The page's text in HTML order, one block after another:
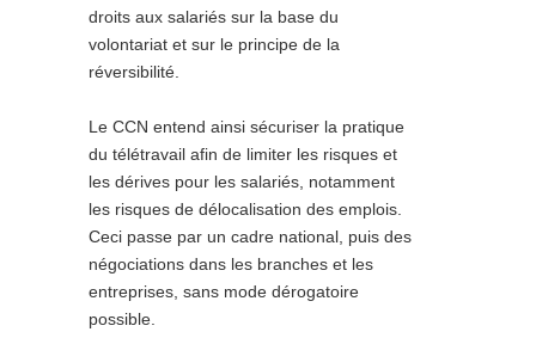
droits aux salariés sur la base du
volontariat et sur le principe de la
réversibilité.
Le CCN entend ainsi sécuriser la pratique
du télétravail afin de limiter les risques et
les dérives pour les salariés, notamment
les risques de délocalisation des emplois.
Ceci passe par un cadre national, puis des
négociations dans les branches et les
entreprises, sans mode dérogatoire
possible.